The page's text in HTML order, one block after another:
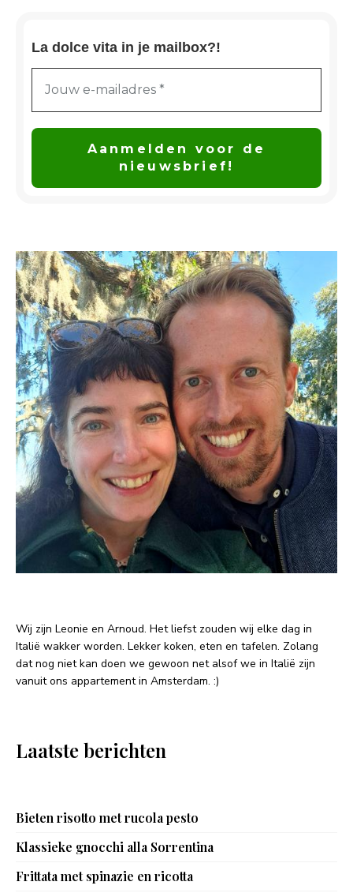
La dolce vita in je mailbox?!
Wij zijn Leonie en Arnoud. Het liefst zouden wij elke dag in
Italië wakker worden. Lekker koken, eten en tafelen. Zolang
dat nog niet kan doen we gewoon net alsof we in Italië zijn
vanuit ons appartement in Amsterdam. :)
Laatste berichten
Bieten risotto met rucola pesto
Klassieke gnocchi alla Sorrentina
Frittata met spinazie en ricotta